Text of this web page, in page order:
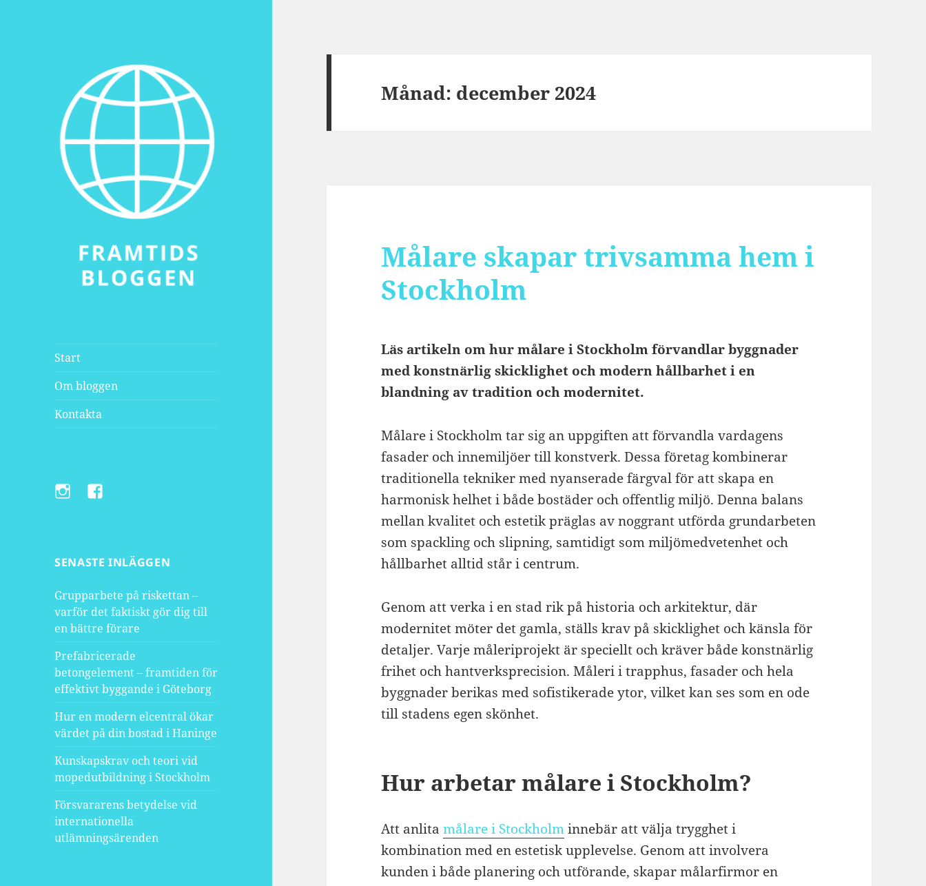
Start
Om bloggen
Kontakta
InstagramFacebook
SENASTE INLÄGGEN
Grupparbete på riskettan –
varför det faktiskt gör dig till
en bättre förare
Prefabricerade
betongelement – framtiden för
effektivt byggande i Göteborg
Hur en modern elcentral ökar
värdet på din bostad i Haninge
Kunskapskrav och teori vid
mopedutbildning i Stockholm
Försvararens betydelse vid
internationella
utlämningsärenden
Månad: december 2024
Målare skapar trivsamma hem i
Stockholm
Läs artikeln om hur målare i Stockholm förvandlar byggnader
med konstnärlig skicklighet och modern hållbarhet i en
blandning av tradition och modernitet.
Målare i Stockholm tar sig an uppgiften att förvandla vardagens
fasader och innemiljöer till konstverk. Dessa företag kombinerar
traditionella tekniker med nyanserade färgval för att skapa en
harmonisk helhet i både bostäder och offentlig miljö. Denna balans
mellan kvalitet och estetik präglas av noggrant utförda grundarbeten
som spackling och slipning, samtidigt som miljömedvetenhet och
hållbarhet alltid står i centrum.
Genom att verka i en stad rik på historia och arkitektur, där
modernitet möter det gamla, ställs krav på skicklighet och känsla för
detaljer. Varje måleriprojekt är speciellt och kräver både konstnärlig
frihet och hantverksprecision. Måleri i trapphus, fasader och hela
byggnader berikas med sofistikerade ytor, vilket kan ses som en ode
till stadens egen skönhet.
Hur arbetar målare i Stockholm?
Att anlitamålare i Stockholminnebär att välja trygghet i
kombination med en estetisk upplevelse. Genom att involvera
kunden i både planering och utförande, skapar målarfirmor en